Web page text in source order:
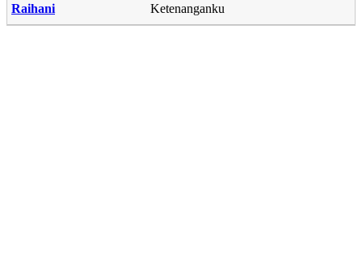
Raihani Ketenanganku